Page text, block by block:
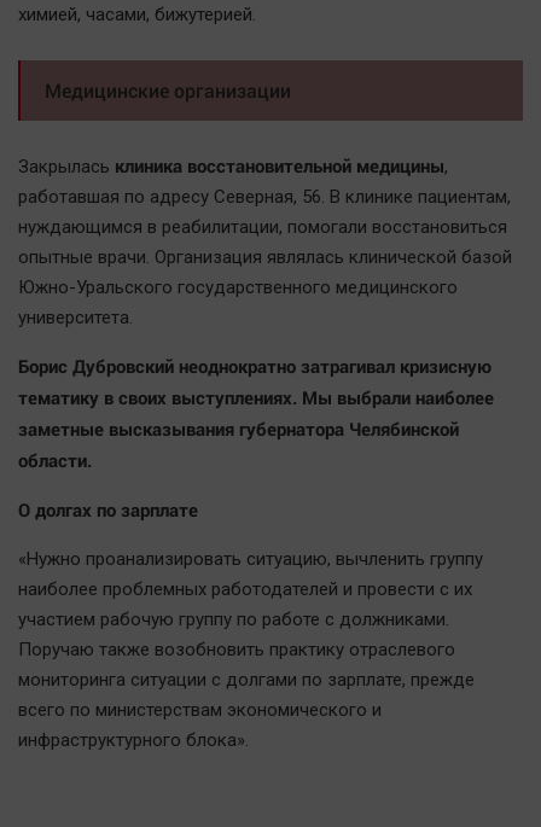
химией, часами, бижутерией.
Медицинские организации
Закрылась клиника восстановительной медицины,
работавшая по адресу Северная, 56. В клинике пациентам,
нуждающимся в реабилитации, помогали восстановиться
опытные врачи. Организация являлась клинической базой
Южно-Уральского государственного медицинского
университета.
Борис Дубровский неоднократно затрагивал кризисную
тематику в своих выступлениях. Мы выбрали наиболее
заметные высказывания губернатора Челябинской
области.
О долгах по зарплате
«Нужно проанализировать ситуацию, вычленить группу
наиболее проблемных работодателей и провести с их
участием рабочую группу по работе с должниками.
Поручаю также возобновить практику отраслевого
мониторинга ситуации с долгами по зарплате, прежде
всего по министерствам экономического и
инфраструктурного блока».